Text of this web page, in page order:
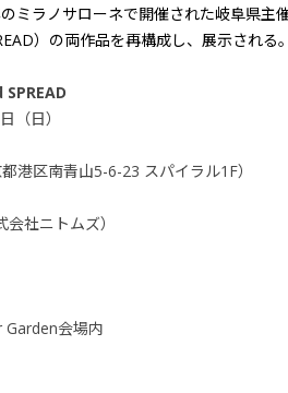
ミラノサローネで開催された岐阜県主
）の両作品を再構成し、展示され
（日）
港区南青山5-6-23 スパイラル1F）
社ニトムズ）
Garden会場内